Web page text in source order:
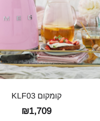
קומקום KLF03
₪1,709